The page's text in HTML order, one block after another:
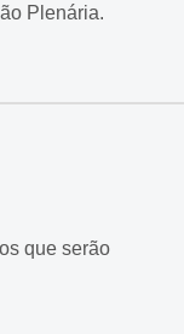
Plenária.
que serão